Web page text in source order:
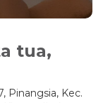
tua,
Pinangsia, Kec.